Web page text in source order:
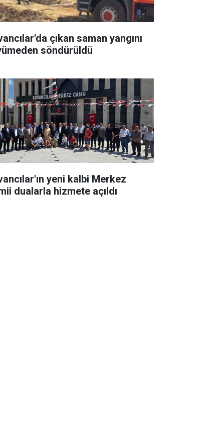
çıkan saman yangını
söndürüldü
yeni kalbi Merkez
dualarla hizmete açıldı